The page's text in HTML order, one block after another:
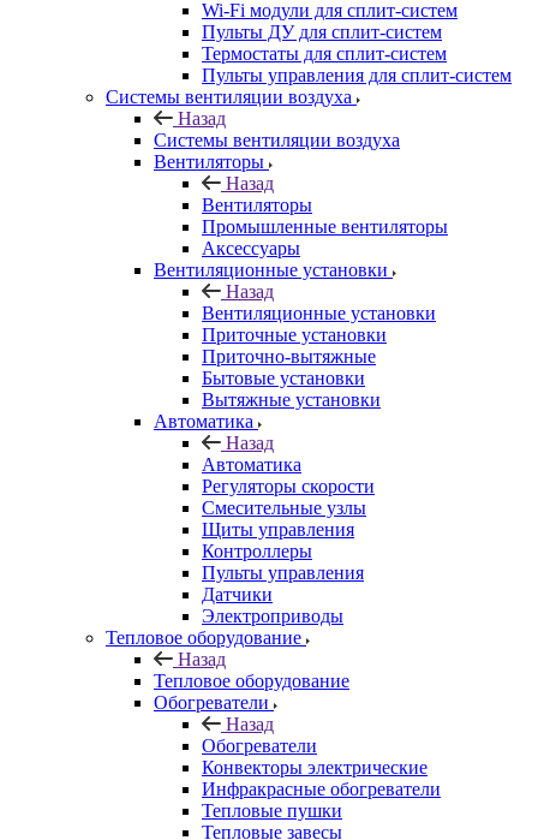
Wi-Fi модули для сплит-систем
Пульты ДУ для сплит-систем
Термостаты для сплит-систем
Пульты управления для сплит-систем
Системы вентиляции воздуха
Назад
Системы вентиляции воздуха
Вентиляторы
Назад
Вентиляторы
Промышленные вентиляторы
Аксессуары
Вентиляционные установки
Назад
Вентиляционные установки
Приточные установки
Приточно-вытяжные
Бытовые установки
Вытяжные установки
Автоматика
Назад
Автоматика
Регуляторы скорости
Смесительные узлы
Щиты управления
Контроллеры
Пульты управления
Датчики
Электроприводы
Тепловое оборудование
Назад
Тепловое оборудование
Обогреватели
Назад
Обогреватели
Конвекторы электрические
Инфракрасные обогреватели
Тепловые пушки
Тепловые завесы